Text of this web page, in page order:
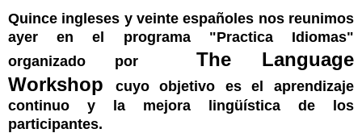
Quince ingleses y veinte españoles nos reunimos
ayer en el programa "Practica Idiomas"
organizado por The Language
Workshop
cuyo objetivo es el aprendizaje
continuo y la mejora lingüística de los
participantes.